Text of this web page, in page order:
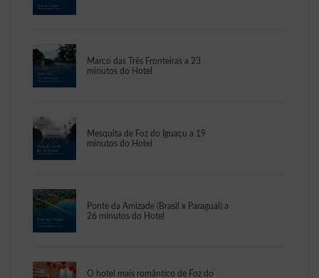
Marco das Três Fronteiras a 23
minutos do Hotel
Mesquita de Foz do Iguaçu a 19
minutos do Hotel
Ponte da Amizade (Brasil x Paraguai) a
26 minutos do Hotel
O hotel mais romântico de Foz do